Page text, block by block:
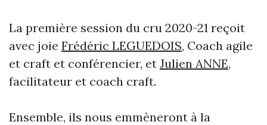
La première session du cru 2020-21 reçoit
avec joie Frédéric LEGUEDOIS, Coach agile
et craft et conférencier, et Julien ANNE,
facilitateur et coach craft.
Ensemble, ils nous emmèneront à la